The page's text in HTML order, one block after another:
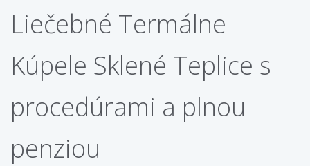
Liečebné Termálne
Kúpele Sklené Teplice s
procedúrami a plnou
penziou